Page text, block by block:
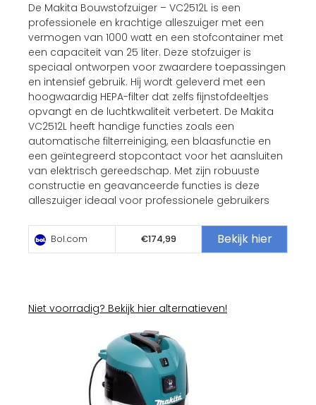
De Makita Bouwstofzuiger – VC2512L is een
professionele en krachtige alleszuiger met een
vermogen van 1000 watt en een stofcontainer met
een capaciteit van 25 liter. Deze stofzuiger is
speciaal ontworpen voor zwaardere toepassingen
en intensief gebruik. Hij wordt geleverd met een
hoogwaardig HEPA-filter dat zelfs fijnstofdeeltjes
opvangt en de luchtkwaliteit verbetert. De Makita
VC2512L heeft handige functies zoals een
automatische filterreiniging, een blaasfunctie en
een geïntegreerd stopcontact voor het aansluiten
van elektrisch gereedschap. Met zijn robuuste
constructie en geavanceerde functies is deze
alleszuiger ideaal voor professionele gebruikers
Bol.com €174,99 Bekijk hier
Niet voorradig? Bekijk hier alternatieven!